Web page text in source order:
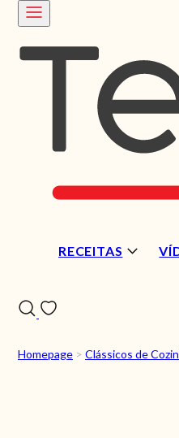
RECEITAS
Homepage > Clássicos de